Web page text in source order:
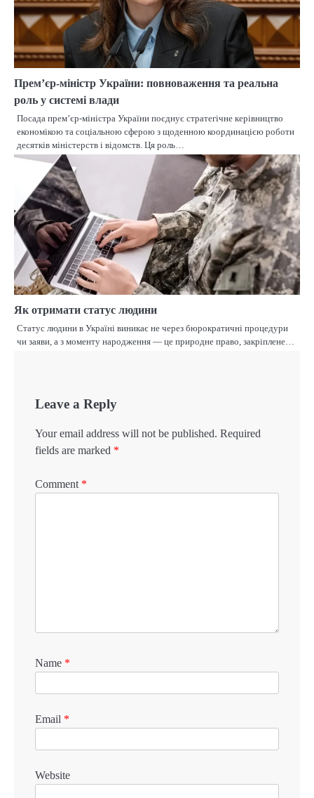
Прем’єр-міністр України: повноваження та реальна
роль у системі влади
Посада прем’єр-міністра України поєднує стратегічне керівництво
економікою та соціальною сферою з щоденною координацією роботи
десятків міністерств і відомств. Ця роль…
Як отримати статус людини
Статус людини в Україні виникає не через бюрократичні процедури
чи заяви, а з моменту народження — це природне право, закріплене…
Leave a Reply
Your email address will not be published. Required
fields are marked *
Comment *
Name *
Email *
Website